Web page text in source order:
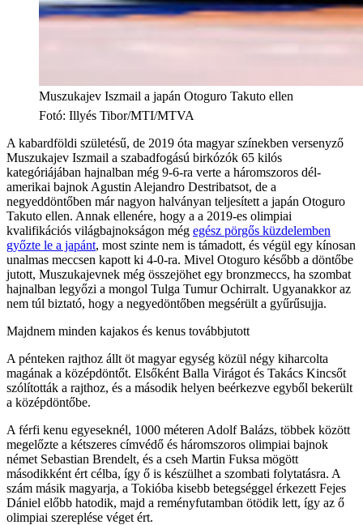
Muszukajev Iszmail a japán Otoguro Takuto ellen
Fotó: Illyés Tibor/MTI/MTVA
A kabardföldi születésű, de 2019 óta magyar színekben versenyző
Muszukajev Iszmail a szabadfogású birkózók 65 kilós
kategóriájában hajnalban még 9-6-ra verte a háromszoros dél-
amerikai bajnok Agustin Alejandro Destribatsot, de a
negyeddöntőben már nagyon halványan teljesített a japán Otoguro
Takuto ellen. Annak ellenére, hogy a a 2019-es olimpiai
kvalifikációs világbajnokságon még egész pörgős küzdelemben
győzte le a japánt, most szinte nem is támadott, és végül egy kínosan
unalmas meccsen kapott ki 4-0-ra. Mivel Otoguro később a döntőbe
jutott, Muszukajevnek még összejöhet egy bronzmeccs, ha szombat
hajnalban legyőzi a mongol Tulga Tumur Ochirralt. Ugyanakkor az
nem túl biztató, hogy a negyedöntőben megsérült a gyűrűsujja.
Majdnem minden kajakos és kenus továbbjutott
A pénteken rajthoz állt öt magyar egység közül négy kiharcolta
magának a középdöntőt. Elsőként Balla Virágot és Takács Kincsőt
szólították a rajthoz, és a második helyen beérkezve egyből bekerült
a középdöntőbe.
A férfi kenu egyeseknél, 1000 méteren Adolf Balázs, többek között
megelőzte a kétszeres címvédő és háromszoros olimpiai bajnok
német Sebastian Brendelt, és a cseh Martin Fuksa mögött
másodikként ért célba, így ő is készülhet a szombati folytatásra. A
szám másik magyarja, a Tokióba kisebb betegséggel érkezett Fejes
Dániel előbb hatodik, majd a reményfutamban ötödik lett, így az ő
olimpiai szereplése véget ért.